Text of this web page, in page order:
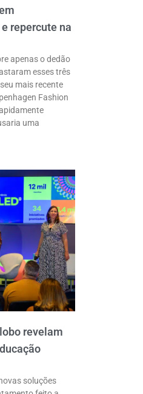
repercute na
apenas o dedão
esses três
mais recente
Fashion
uma
revelam
soluções